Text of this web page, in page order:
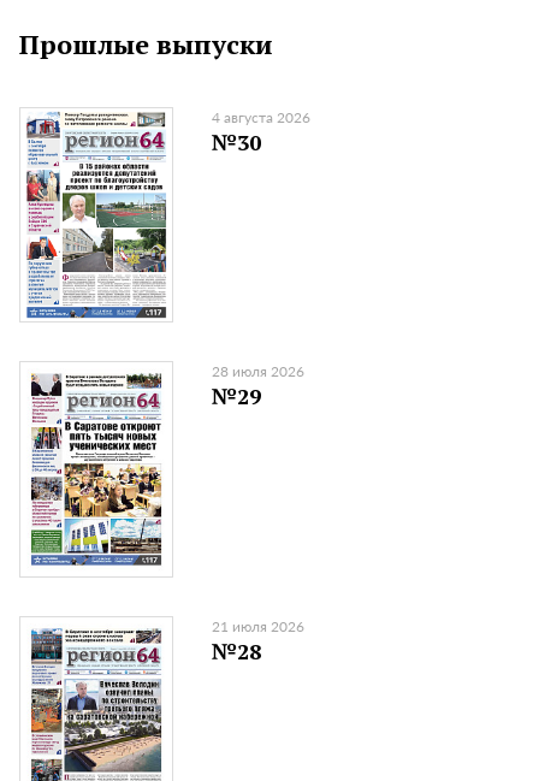
Прошлые выпуски
4 августа 2026
№30
28 июля 2026
№29
21 июля 2026
№28